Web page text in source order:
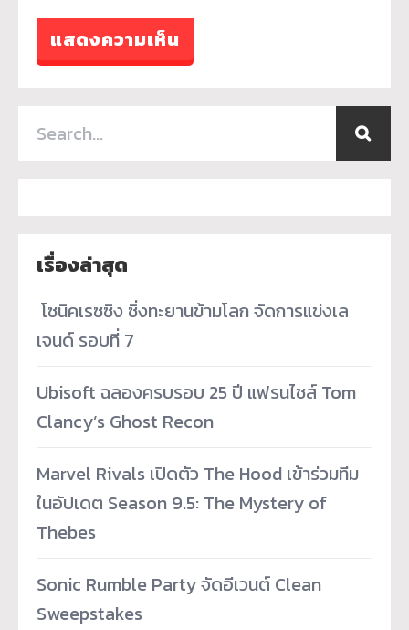
เรื่องล่าสุด
­ โซนิคเรซซิง ซิ่งทะยานข้ามโลก จัดการแข่งเล
เจนด์ รอบที่ 7
Ubisoft ฉลองครบรอบ 25 ปี แฟรนไชส์ Tom
Clancy’s Ghost Recon
Marvel Rivals เปิดตัว The Hood เข้าร่วมทีม
ในอัปเดต Season 9.5: The Mystery of
Thebes
Sonic Rumble Party จัดอีเวนต์ Clean
Sweepstakes